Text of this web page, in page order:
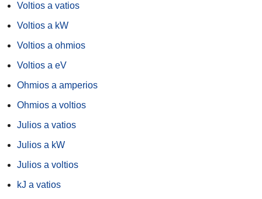
Voltios a vatios
Voltios a kW
Voltios a ohmios
Voltios a eV
Ohmios a amperios
Ohmios a voltios
Julios a vatios
Julios a kW
Julios a voltios
kJ a vatios